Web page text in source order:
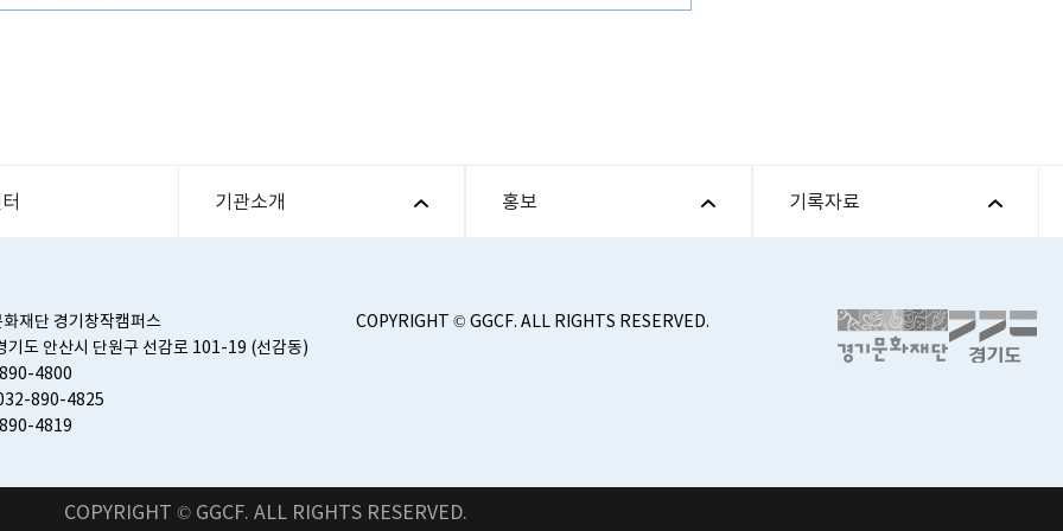
기관소개 홍보 기록자료
재단 경기창작캠퍼스
도 안산시 단원구 선감로 101-19 (선감동)
4800
890-4825
4819
COPYRIGHT © GGCF. ALL RIGHTS RESERVED.
COPYRIGHT © GGCF. ALL RIGHTS RESERVED.